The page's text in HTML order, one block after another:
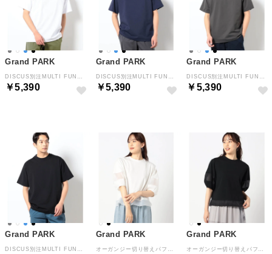
Grand PARK
￥5,390
Grand PARK
￥5,390
Grand PARK
￥5,390
Grand PARK Grand PARK Grand PARK